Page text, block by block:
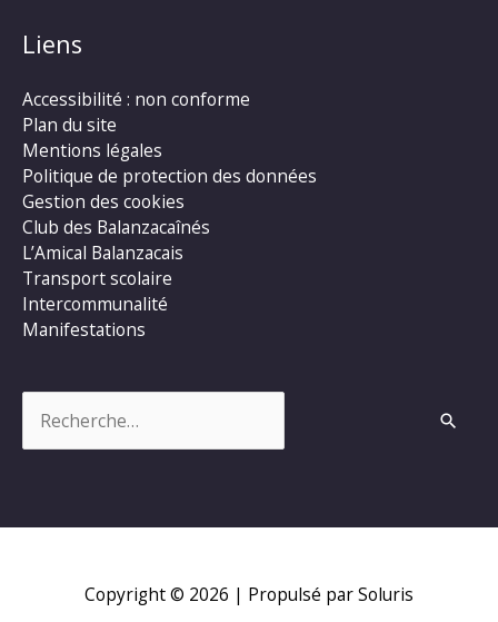
Liens
Accessibilité : non conforme
Plan du site
Mentions légales
Politique de protection des données
Gestion des cookies
Club des Balanzacaînés
L’Amical Balanzacais
Transport scolaire
Intercommunalité
Manifestations
Copyright © 2026 | Propulsé par Soluris